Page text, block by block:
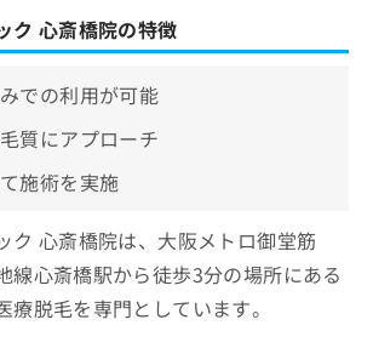
ク 心斎橋院の特徴
での利用が可能
質にアプローチ
施術を実施
ク 心斎橋院は、大阪メトロ御堂筋
線心斎橋駅から徒歩3分の場所にある
療脱毛を専門としています。